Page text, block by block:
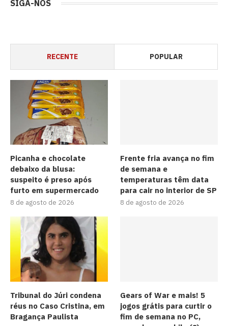
SIGA-NOS
RECENTE POPULAR
Picanha e chocolate
debaixo da blusa:
suspeito é preso após
furto em supermercado
8 de agosto de 2026
Frente fria avança no fim
de semana e
temperaturas têm data
para cair no interior de SP
8 de agosto de 2026
Tribunal do Júri condena
réus no Caso Cristina, em
Bragança Paulista
Gears of War e mais! 5
jogos grátis para curtir o
fim de semana no PC,